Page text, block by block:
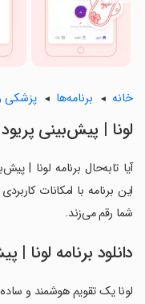
خانه برنامه‌ها پزشکی
لونا | پیش‌بینی
آیا تابه‌حال برنامه لونا |
این برنامه با امکانات
شما رقم می‌زند.
دانلود برنامه لونا
لونا یک تقویم هوشمند و